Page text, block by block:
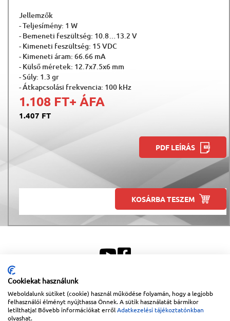
Jellemzők
- Teljesímény: 1 W
- Bemeneti feszültség: 10.8…13.2 V
- Kimeneti feszültség: 15 VDC
- Kimeneti áram: 66.66 mA
- Külső méretek: 12.7x7.5x6 mm
- Súly: 1.3 gr
- Átkapcsolási frekvencia: 100 kHz
1.108 FT+ ÁFA
1.407 FT
PDF LEÍRÁS
KOSÁRBA TESZEM
Sitemap| Impresszum
Copyright © 2026Lapanthera Kft.Webbolt | 1047Budapest, Váci út 15-19.|+36-30/539-
Cookiekat használunk
Weboldalunk sütiket (cookie) használ működése folyamán, hogy a legjobb
felhasználói élményt nyújthassa Önnek. A sütik használatát bármikor
letilthatja! Bővebb információkat errőlAdatkezelési tájékoztatónkban
olvashat.